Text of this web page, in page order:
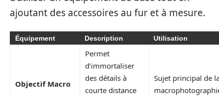
ajoutant des accessoires au fur et à mesure.
Équipement Description Utilisation
Objectif Macro
Permet
d’immortaliser
des détails à
courte distance
Sujet principal de